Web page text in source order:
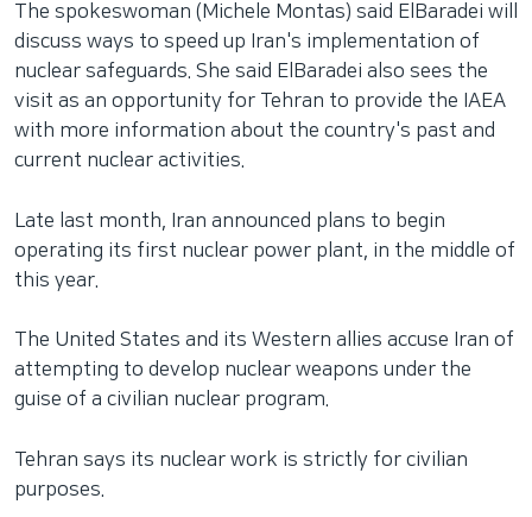
The spokeswoman (Michele Montas) said ElBaradei will
discuss ways to speed up Iran's implementation of
nuclear safeguards. She said ElBaradei also sees the
visit as an opportunity for Tehran to provide the IAEA
with more information about the country's past and
current nuclear activities.
Late last month, Iran announced plans to begin
operating its first nuclear power plant, in the middle of
this year.
The United States and its Western allies accuse Iran of
attempting to develop nuclear weapons under the
guise of a civilian nuclear program.
Tehran says its nuclear work is strictly for civilian
purposes.